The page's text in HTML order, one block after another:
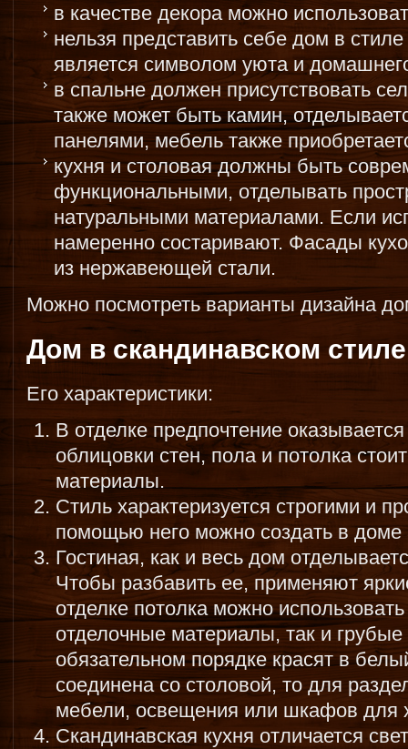
в качестве декора можно
нельзя представить себе дом в
является символом уюта и
в спальне должен присутствовать
также может быть камин,
панелями, мебель также
кухня и столовая должны быть
функциональными, отделывать
натуральными материалами. Если
намеренно состаривают. Фасады
из нержавеющей стали.
Можно посмотреть варианты дизайна
Дом в скандинавском стиле
Его характеристики:
В отделке предпочтение
облицовки стен, пола и потолка
материалы.
Стиль характеризуется строгими и
помощью него можно создать в
Гостиная, как и весь дом
Чтобы разбавить ее, применяют
отделке потолка можно
отделочные материалы, так и грубые
обязательном порядке красят в
соединена со столовой, то для
мебели, освещения или шкафов для
Скандинавская кухня отличается